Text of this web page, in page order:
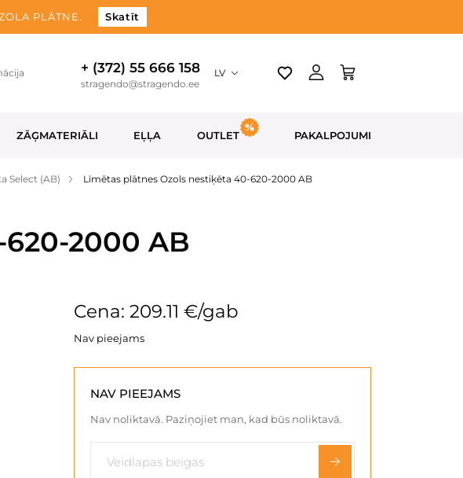
PLĀTNE. Skatīt
+ (372) 55 666 158
stragendo@stragendo.ee
LV
ZĀĢMATERIĀLI EĻĻA OUTLET PAKALPOJUMI
Select (AB) Līmētas plātnes Ozols nestiķēta 40-620-2000 AB
2000 AB
Cena: 209.11 €/gab
Nav pieejams
NAV PIEEJAMS
Nav noliktavā. Paziņojiet man, kad būs noliktavā.